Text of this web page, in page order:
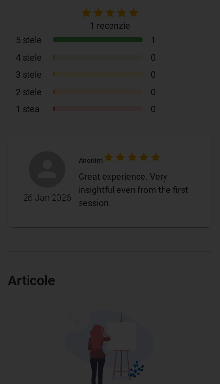
1 recenzie
5 stele
1
4 stele
0
3 stele
0
2 stele
0
1 stea 0
26 Jan 2026
Anonim
Great experience. Very
insightful even from the first
session.
Articole